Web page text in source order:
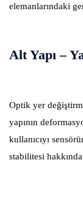
elemanlarındaki
Alt Yapı –
Optik yer
yapının
kullanıcıyı
stabilitesi